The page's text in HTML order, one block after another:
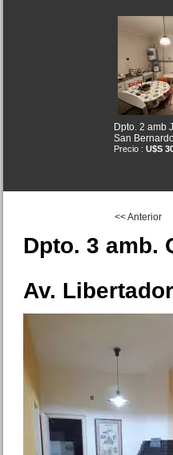
Dpto. 2 amb
San
Precio : U$S
Dpto. 2
Precio :
<< Anterior
Dpto. 3 amb.
Av.